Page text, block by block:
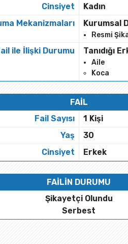
Cinsiyet
Kadın
Mekanizmaları
Kurumsal
Resmi
ile İlişki Durumu Tanıdığı
Aile
Koca
FAİL
Fail Sayısı
1 Kişi
Yaş
30
Cinsiyet
Erkek
FAİLİN DURUMU
Şikayetçi Olundu
Serbest